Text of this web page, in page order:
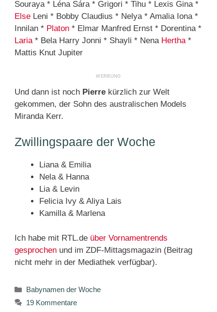
Souraya * Léna Sára * Grigori * Tihu * Lexis Gina *
Else Leni * Bobby Claudius * Nelya * Amalia Iona *
Innilan * Platon * Elmar Manfred Ernst * Dorentina *
Laria* Bela Harry Jonni * Shayli * Nena Hertha*
Mattis Knut Jupiter
Und dann ist noch Pierre kürzlich zur Welt
gekommen, der Sohn des australischen Models
Miranda Kerr.
Zwillingspaare der Woche
Liana & Emilia
Nela & Hanna
Lia & Levin
Felicia Ivy & Aliya Lais
Kamilla & Marlena
Ich habe mit RTL.de über Vornamentrends
gesprochen und im ZDF-Mittagsmagazin (Beitrag
nicht mehr in der Mediathek verfügbar).
Kategorien
Babynamen der Woche
19 Kommentare